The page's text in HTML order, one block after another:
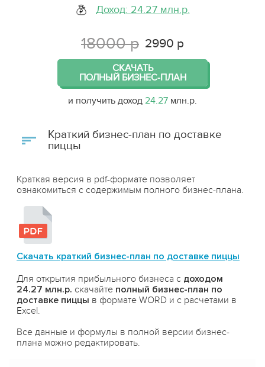
Доход: 24.27 млн.р.
18000 р 2990 р
СКАЧАТЬ
ПОЛНЫЙ БИЗНЕС-ПЛАН
и получить доход 24.27 млн.р.
Краткий бизнес-план по доставке
пиццы
Краткая версия в pdf-формате позволяет
ознакомиться с содержимым полного бизнес-плана.
Скачать краткий бизнес-план по доставке пиццы
Для открытия прибыльного бизнеса с доходом
24.27 млн.р. скачайте полный бизнес-план по
доставке пиццы в формате WORD и с расчетами в
Excel.
Все данные и формулы в полной версии бизнес-
плана можно редактировать.